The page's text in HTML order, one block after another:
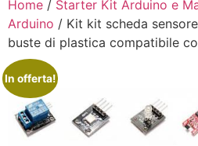
Home / Starter Kit Arduino e
Arduino / Kit kit scheda
buste di plastica compatibile
In offerta!